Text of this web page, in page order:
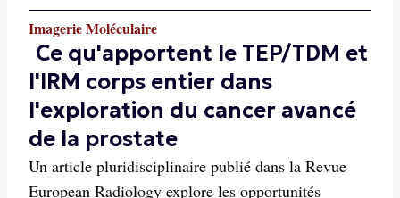
Imagerie Moléculaire
Ce qu'apportent le TEP/TDM et
l'IRM corps entier dans
l'exploration du cancer avancé
de la prostate
Un article pluridisciplinaire publié dans la Revue
European Radiology explore les opportunités